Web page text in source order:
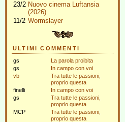
23/2 Nuovo cinema Luftansia
(2026)
11/2 Wormslayer
ULTIMI COMMENTI
gs
La parola proibita
gs
In campo con voi
vb
Tra tutte le passioni,
proprio questa
finelli
In campo con voi
gs
Tra tutte le passioni,
proprio questa
MCP
Tra tutte le passioni,
proprio questa